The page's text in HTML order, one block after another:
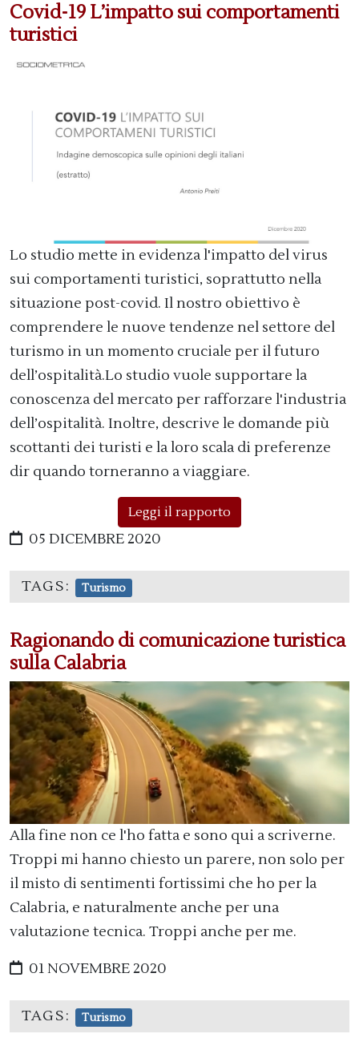
Covid-19 L’impatto sui comportamenti
turistici
Lo studio mette in evidenza l'impatto del virus
sui comportamenti turistici, soprattutto nella
situazione post-covid. Il nostro obiettivo è
comprendere le nuove tendenze nel settore del
turismo in un momento cruciale per il futuro
dell’ospitalità.Lo studio vuole supportare la
conoscenza del mercato per rafforzare l'industria
dell’ospitalità. Inoltre, descrive le domande più
scottanti dei turisti e la loro scala di preferenze
dir quando torneranno a viaggiare.
Leggi il rapporto
05 DICEMBRE 2020
TAGS: Turismo
Ragionando di comunicazione turistica
sulla Calabria
Alla fine non ce l'ho fatta e sono qui a scriverne.
Troppi mi hanno chiesto un parere, non solo per
il misto di sentimenti fortissimi che ho per la
Calabria, e naturalmente anche per una
valutazione tecnica. Troppi anche per me.
01 NOVEMBRE 2020
TAGS: Turismo